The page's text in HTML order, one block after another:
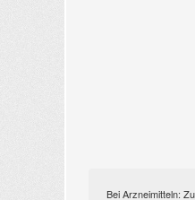
Bei Arzneimitteln: